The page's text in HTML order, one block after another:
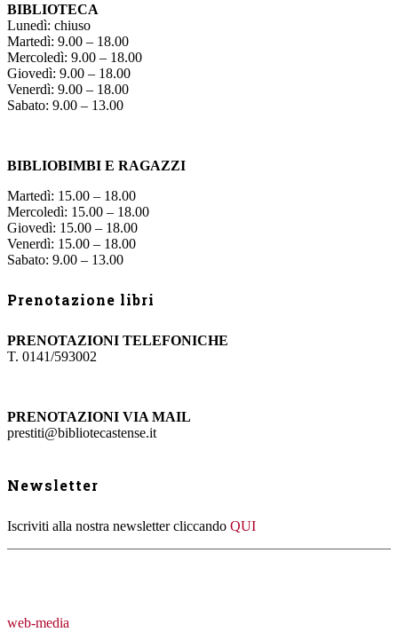
BIBLIOTECA
Lunedì: chiuso
Martedì: 9.00 – 18.00
Mercoledì: 9.00 – 18.00
Giovedì: 9.00 – 18.00
Venerdì: 9.00 – 18.00
Sabato: 9.00 – 13.00
BIBLIOBIMBI E RAGAZZI
Martedì: 15.00 – 18.00
Mercoledì: 15.00 – 18.00
Giovedì: 15.00 – 18.00
Venerdì: 15.00 – 18.00
Sabato: 9.00 – 13.00
Prenotazione libri
PRENOTAZIONI TELEFONICHE
T. 0141/593002
PRENOTAZIONI VIA MAIL
prestiti@bibliotecastense.it
Newsletter
Iscriviti alla nostra newsletter cliccando QUI
web-media